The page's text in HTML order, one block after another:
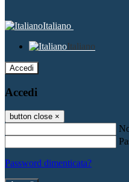
Italiano
Italiano
Accedi
Accedi
button close ×
Password dimenticata?